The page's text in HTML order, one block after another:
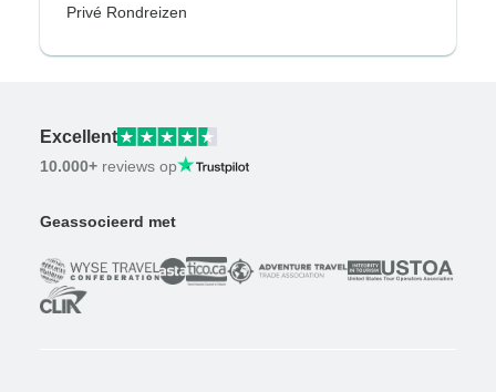
Privé Rondreizen
Excellent
10.000+ reviews op
Geassocieerd met